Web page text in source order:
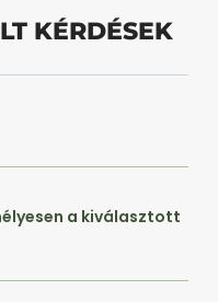
KÉRDÉSEK
a kiválasztott